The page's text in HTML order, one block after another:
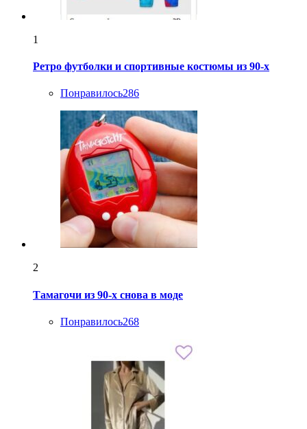
1
Ретро футболки и спортивные костюмы из 90-х
Понравилось286
2
Тамагочи из 90-х снова в моде
Понравилось268